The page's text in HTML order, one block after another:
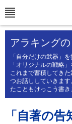
アラキング
「自分だけの武器」
「オリジナルの戦略
これまで蓄積してき
つお話ししていきま
たこともけっこう書き
「自著の